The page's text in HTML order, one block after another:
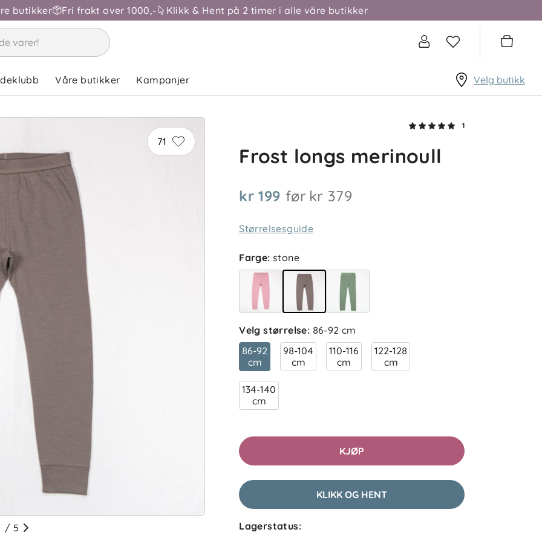
butikker Fri frakt over 1000,- Klikk & Hent på 2 timer i alle våre butikker
Våre butikker Kampanjer Velg butikk
71
/ 5
1
Frost longs merinoull
kr 199 før kr 379
Størrelsesguide
Farge: stone
Velg størrelse: 86-92 cm
86-92
cm
98-104
cm
110-116
cm
122-128
cm
134-140
cm
KJØP
KLIKK OG HENT
Lagerstatus:
basert på 1 anmeldelse1
Anmeldelser (1)
Filtrer etter